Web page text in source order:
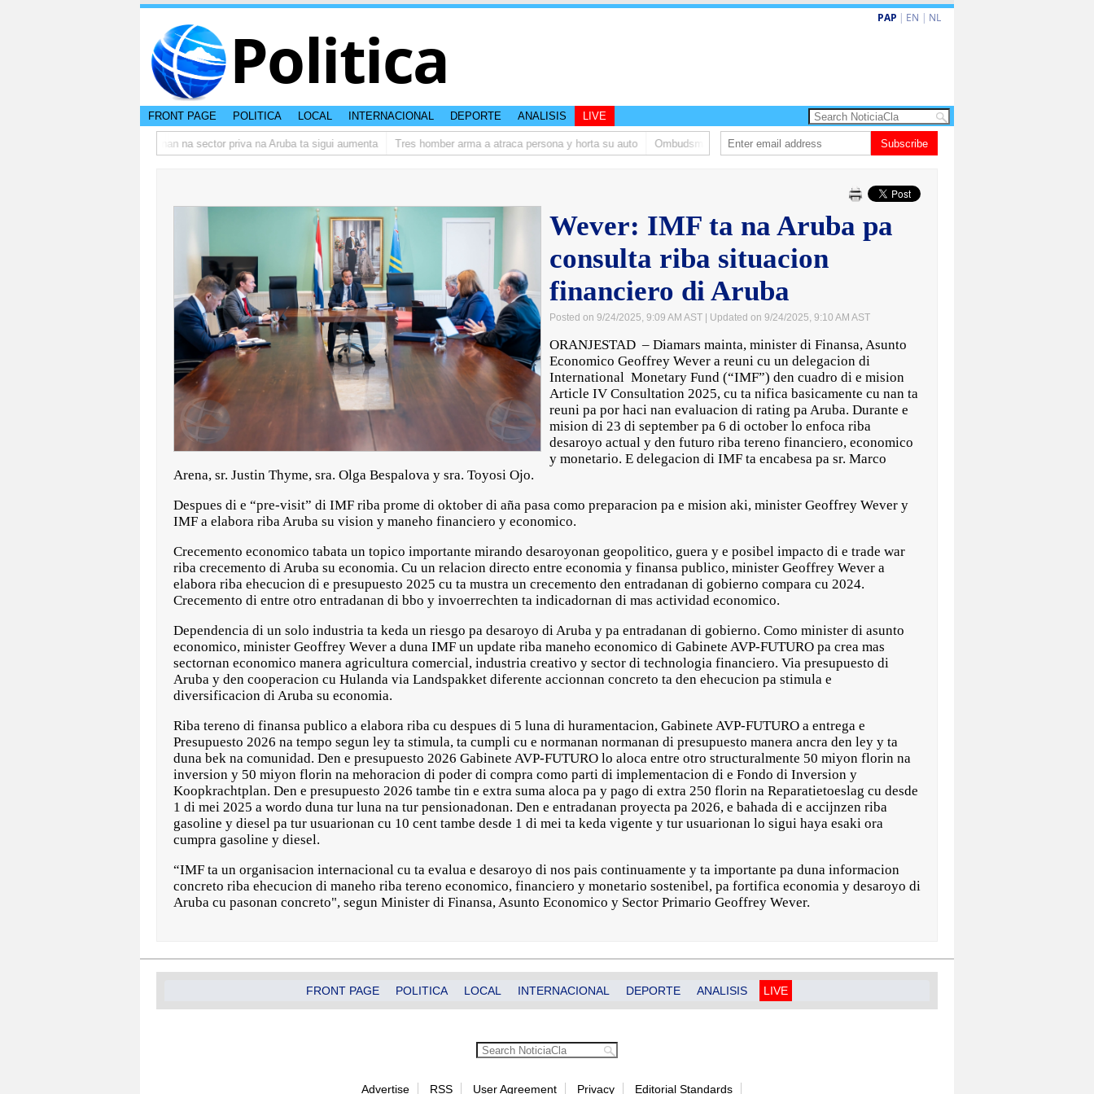
Politica PAP | EN | NL
FRONT PAGE POLITICA LOCAL INTERNACIONAL DEPORTE ANALISIS LIVE
Prestamonan na sector priva na Aruba ta sigui aumenta Tres homber arma a atraca persona y horta su auto Ombudsman ta bishita barionan pa atende kehonan di ciudadano
Subscribe
Wever: IMF ta na Aruba pa
consulta riba situacion
financiero di Aruba
Posted on 9/24/2025, 9:09 AM AST | Updated on 9/24/2025, 9:10 AM AST
ORANJESTAD – Diamars mainta, minister di Finansa, Asunto
Economico Geoffrey Wever a reuni cu un delegacion di
International Monetary Fund (“IMF”) den cuadro di e mision
Article IV Consultation 2025, cu ta nifica basicamente cu nan ta
reuni pa por haci nan evaluacion di rating pa Aruba. Durante e
mision di 23 di september pa 6 di october lo enfoca riba
desaroyo actual y den futuro riba tereno financiero, economico
y monetario. E delegacion di IMF ta encabesa pa sr. Marco
Arena, sr. Justin Thyme, sra. Olga Bespalova y sra. Toyosi Ojo.
Despues di e “pre-visit” di IMF riba prome di oktober di aña pasa como preparacion pa e mision aki, minister Geoffrey Wever y
IMF a elabora riba Aruba su vision y maneho financiero y economico.
Crecemento economico tabata un topico importante mirando desaroyonan geopolitico, guera y e posibel impacto di e trade war
riba crecemento di Aruba su economia. Cu un relacion directo entre economia y finansa publico, minister Geoffrey Wever a
elabora riba ehecucion di e presupuesto 2025 cu ta mustra un crecemento den entradanan di gobierno compara cu 2024.
Crecemento di entre otro entradanan di bbo y invoerrechten ta indicadornan di mas actividad economico.
Dependencia di un solo industria ta keda un riesgo pa desaroyo di Aruba y pa entradanan di gobierno. Como minister di asunto
economico, minister Geoffrey Wever a duna IMF un update riba maneho economico di Gabinete AVP-FUTURO pa crea mas
sectornan economico manera agricultura comercial, industria creativo y sector di technologia financiero. Via presupuesto di
Aruba y den cooperacion cu Hulanda via Landspakket diferente accionnan concreto ta den ehecucion pa stimula e
diversificacion di Aruba su economia.
Riba tereno di finansa publico a elabora riba cu despues di 5 luna di huramentacion, Gabinete AVP-FUTURO a entrega e
Presupuesto 2026 na tempo segun ley ta stimula, ta cumpli cu e normanan normanan di presupuesto manera ancra den ley y ta
duna bek na comunidad. Den e presupuesto 2026 Gabinete AVP-FUTURO lo aloca entre otro structuralmente 50 miyon florin na
inversion y 50 miyon florin na mehoracion di poder di compra como parti di implementacion di e Fondo di Inversion y
Koopkrachtplan. Den e presupuesto 2026 tambe tin e extra suma aloca pa y pago di extra 250 florin na Reparatietoeslag cu desde
1 di mei 2025 a wordo duna tur luna na tur pensionadonan. Den e entradanan proyecta pa 2026, e bahada di e accijnzen riba
gasoline y diesel pa tur usuarionan cu 10 cent tambe desde 1 di mei ta keda vigente y tur usuarionan lo sigui haya esaki ora
cumpra gasoline y diesel.
“IMF ta un organisacion internacional cu ta evalua e desaroyo di nos pais continuamente y ta importante pa duna informacion
concreto riba ehecucion di maneho riba tereno economico, financiero y monetario sostenibel, pa fortifica economia y desaroyo di
Aruba cu pasonan concreto", segun Minister di Finansa, Asunto Economico y Sector Primario Geoffrey Wever.
FRONT PAGE POLITICA LOCAL INTERNACIONAL DEPORTE ANALISIS LIVE
Advertise RSS User Agreement Privacy Editorial Standards